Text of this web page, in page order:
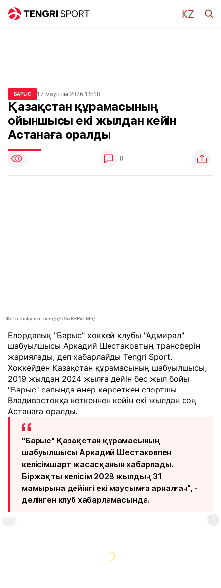
БАРЫС 17 маусым 2026 16:18
Қазақстан құрамасының
ойыншысы екі жылдан кейін
Астанаға оралды
0
Фото: instagram.com/p/DSwBHPxiLM6/
Елордалық "Барыс" хоккей клубы "Адмирал"
шабуылшысы Аркадий Шестаковтың трансферін
жариялады, деп хабарлайды Tengri Sport.
Хоккейден Қазақстан құрамасының шабуылшысы,
2019 жылдан 2024 жылға дейін бес жыл бойы
"Барыс" сапында өнер көрсеткен спортшы
Владивостокқа кеткеннен кейін екі жылдан соң
Астанаға оралды.
"Барыс" Қазақстан құрамасының
шабуылшысы Аркадий Шестаковпен
келісімшарт жасасқанын хабарлады.
Біржақты келісім 2028 жылдың 31
мамырына дейінгі екі маусымға арналған", -
делінген клуб хабарламасында.